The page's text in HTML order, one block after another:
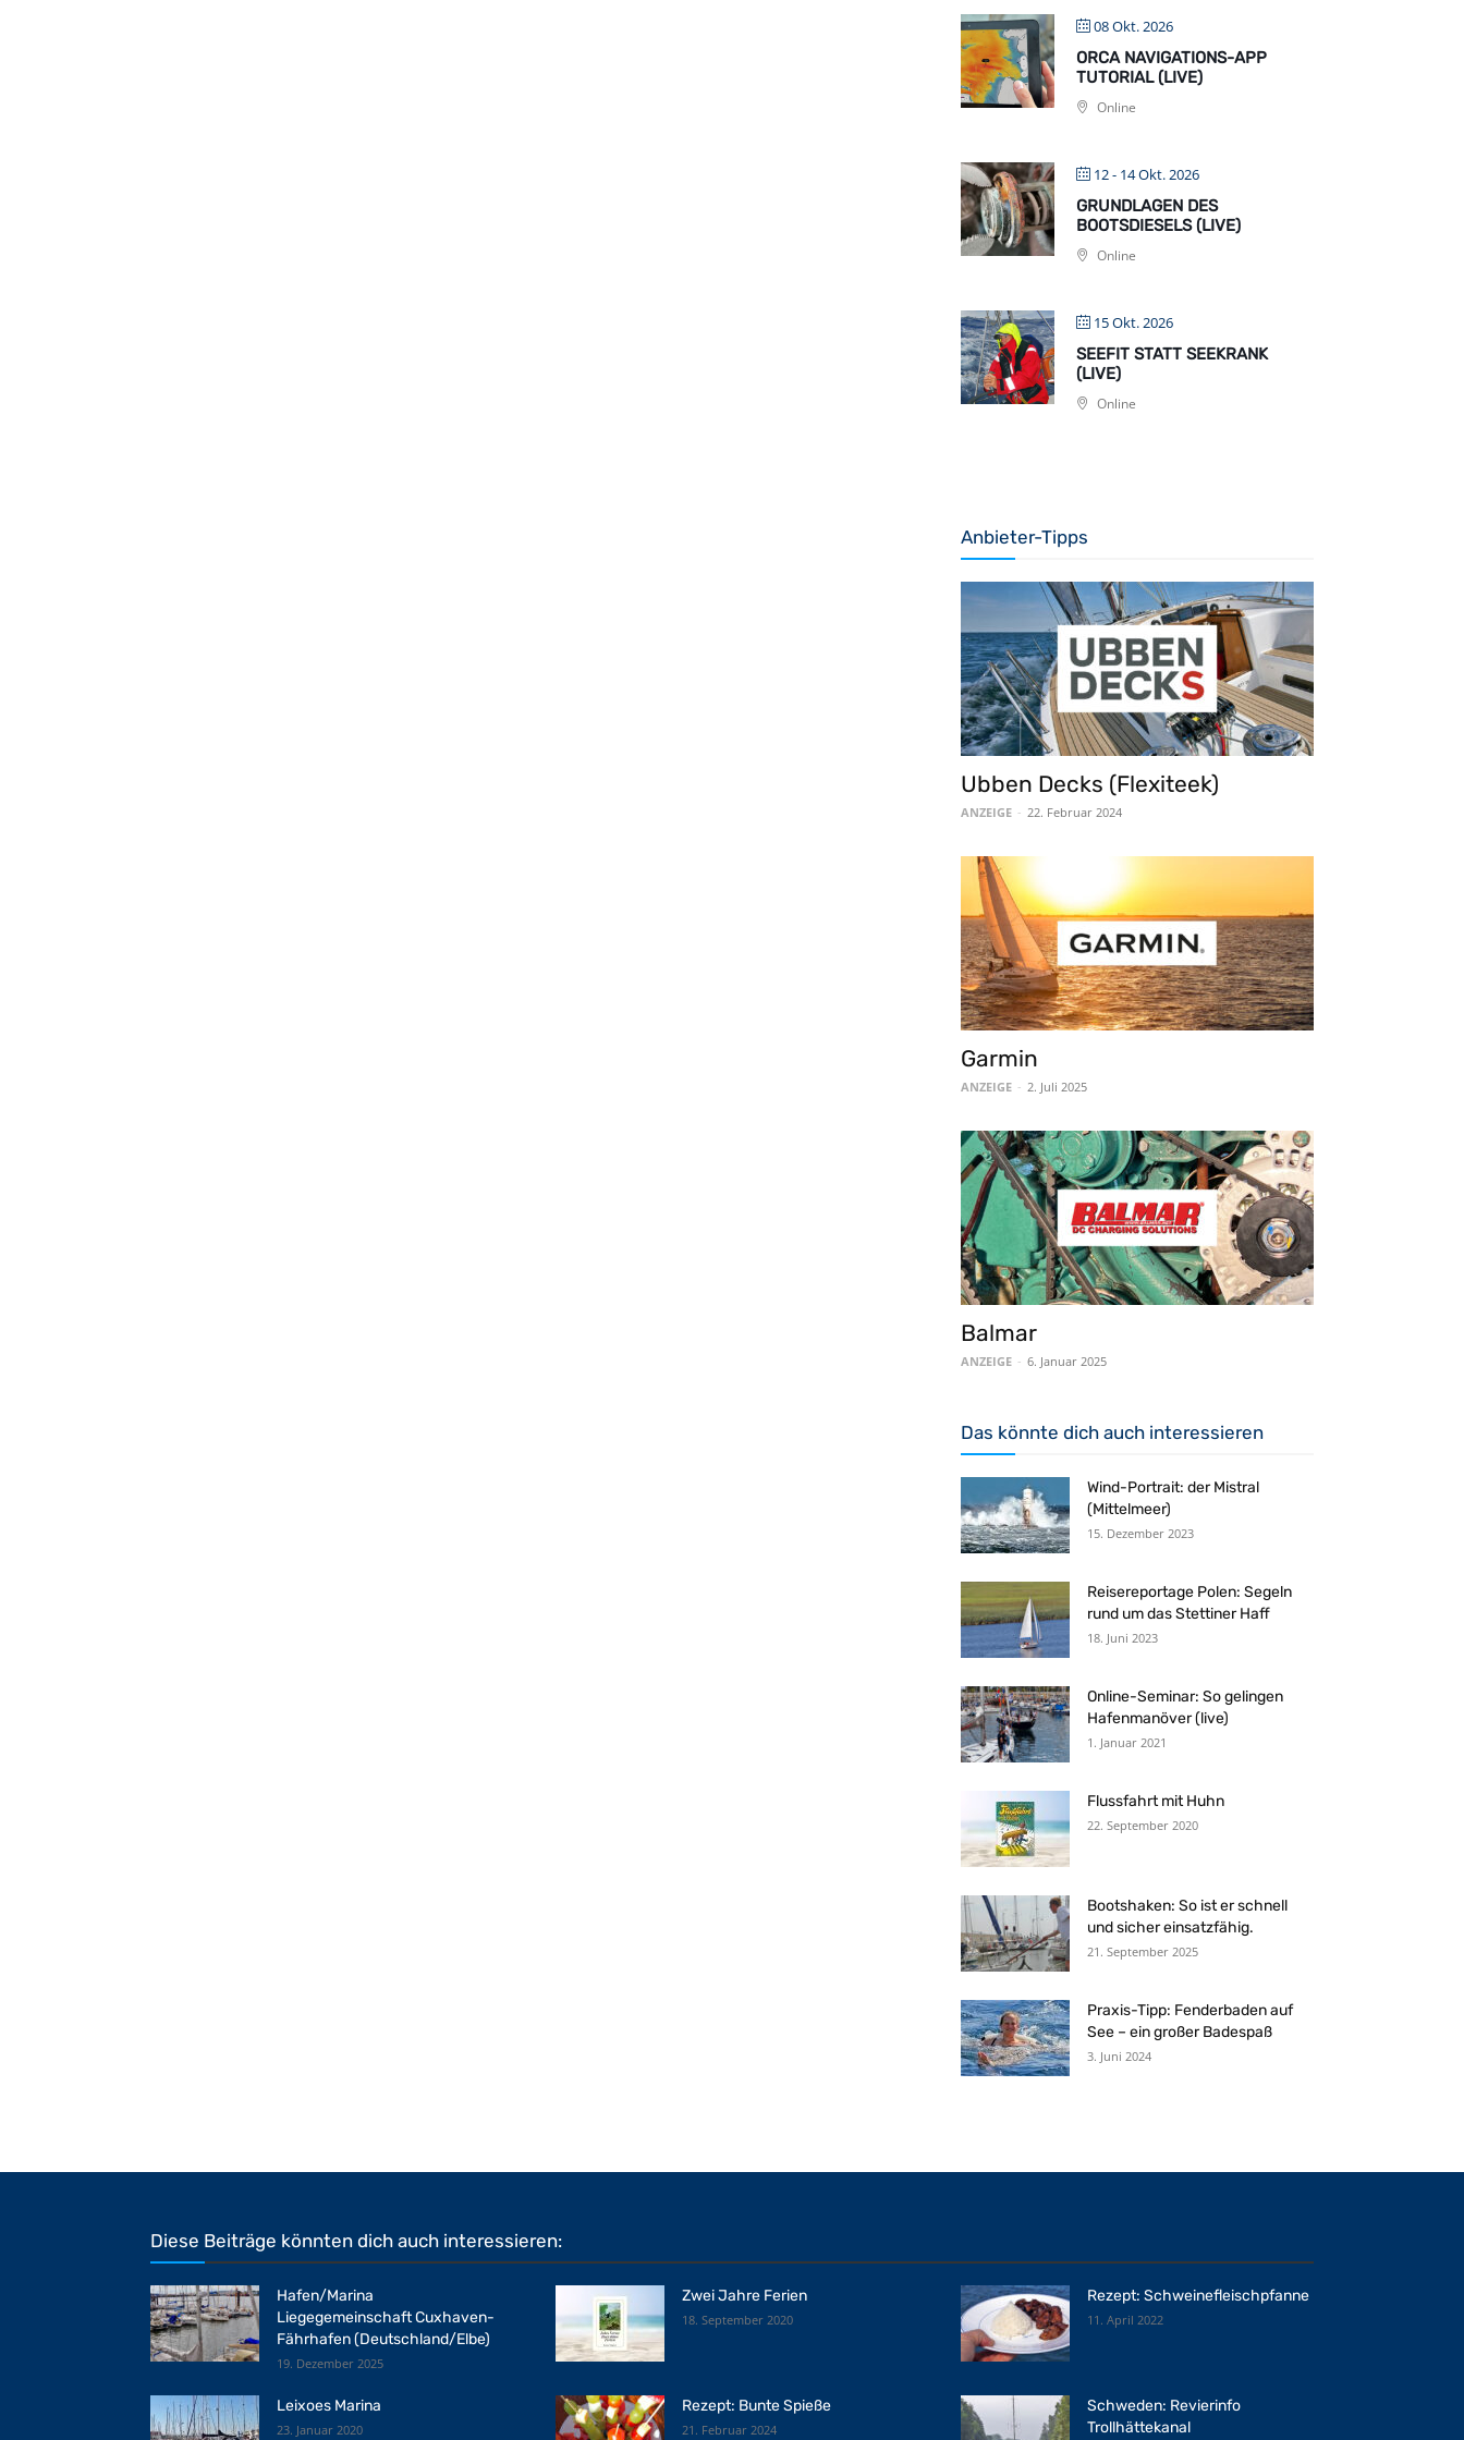
08 Okt. 2026
ORCA NAVIGATIONS-APP
TUTORIAL (LIVE)
Online
12 - 14 Okt. 2026
GRUNDLAGEN DES
BOOTSDIESELS (LIVE)
Online
15 Okt. 2026
SEEFIT STATT SEEKRANK
(LIVE)
Online
Anbieter-Tipps
Ubben Decks (Flexiteek)
ANZEIGE - 22. Februar 2024
Garmin
ANZEIGE - 2. Juli 2025
Balmar
ANZEIGE - 6. Januar 2025
Das könnte dich auch interessieren
Wind-Portrait: der Mistral
(Mittelmeer)
15. Dezember 2023
Reisereportage Polen: Segeln
rund um das Stettiner Haff
18. Juni 2023
Online-Seminar: So gelingen
Hafenmanöver (live)
1. Januar 2021
Flussfahrt mit Huhn
22. September 2020
Bootshaken: So ist er schnell
und sicher einsatzfähig.
21. September 2025
Praxis-Tipp: Fenderbaden auf
See – ein großer Badespaß
3. Juni 2024
Diese Beiträge könnten dich auch interessieren:
Hafen/Marina
Liegegemeinschaft Cuxhaven-
Fährhafen (Deutschland/Elbe)
19. Dezember 2025
Zwei Jahre Ferien
18. September 2020
Rezept: Schweinefleischpfanne
11. April 2022
Leixoes Marina
23. Januar 2020
Rezept: Bunte Spieße
21. Februar 2024
Schweden: Revierinfo
Trollhättekanal